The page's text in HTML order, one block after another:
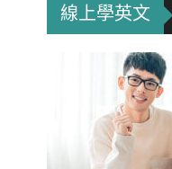
線上學英文